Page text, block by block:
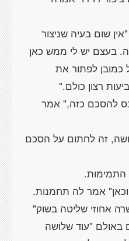
שום בעיה שניצור
בעצם יש לי ממש כאן
כמובן לפתור את
רצון כולם."
להסכם כזה," אמר
זה לחתום על הסכם
התמימות.
אמר לה תחמנות.
אחוזי שליטה בשוק"
באולם "עוד שלושה